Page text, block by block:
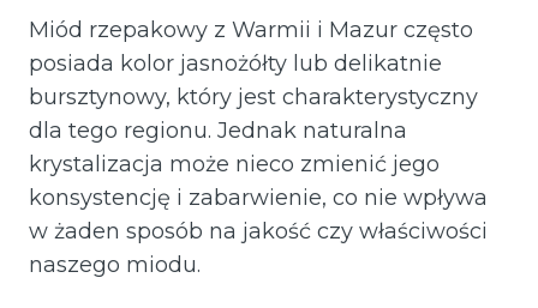
Miód rzepakowy z Warmii i Mazur często
posiada kolor jasnożółty lub delikatnie
bursztynowy, który jest charakterystyczny
dla tego regionu. Jednak naturalna
krystalizacja może nieco zmienić jego
konsystencję i zabarwienie, co nie wpływa
w żaden sposób na jakość czy właściwości
naszego miodu.